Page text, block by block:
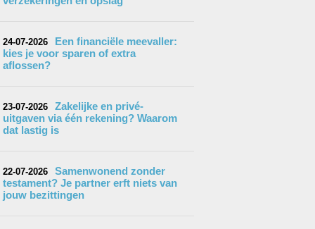
24-07-2026
Een financiële meevaller:
kies je voor sparen of extra
aflossen?
23-07-2026
Zakelijke en privé-
uitgaven via één rekening? Waarom
dat lastig is
22-07-2026
Samenwonend zonder
testament? Je partner erft niets van
jouw bezittingen